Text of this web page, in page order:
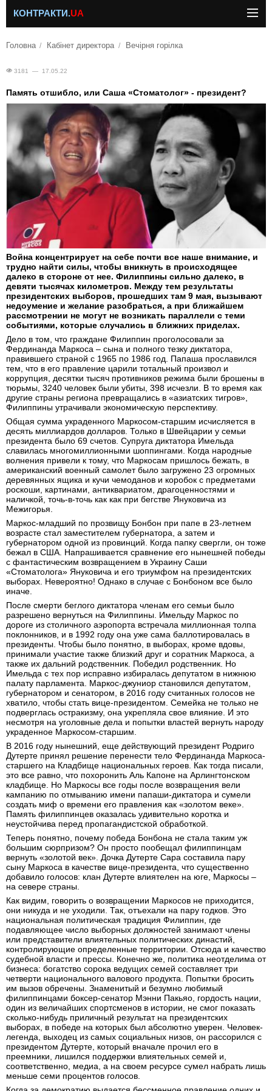
КОНТРАКТИ.UA
Головна Кабінет директора Вечірня горілка
3181 — 17.05.22
Память отшибло, или Саша «Стоматолог» - президент?
Война концентрирует на себе почти все наше внимание, и
трудно найти силы, чтобы вникнуть в происходящее
далеко в стороне от нее. Филиппины сильно далеко, в
девяти тысячах километров. Между тем результаты
президентских выборов, прошедших там 9 мая, вызывают
недоумение и желание разобраться, а при ближайшем
рассмотрении не могут не возникать параллели с теми
событиями, которые случались в ближних приделах.
Дело в том, что граждане Филиппин проголосовали за
Фердинанда Маркоса – сына и полного тезку диктатора,
правившего страной с 1965 по 1986 год. Папаша прославился
тем, что в его правление царили тотальный произвол и
коррупция, десятки тысяч противников режима были брошены в
тюрьмы, 3240 человек были убиты, 398 исчезли. В то время как
другие страны региона превращались в «азиатских тигров»,
Филиппины утрачивали экономическую перспективу.
Общая сумма украденного Маркосом-старшим исчисляется в
десять миллиардов долларов. Только в Швейцарии у семьи
президента было 69 счетов. Супруга диктатора Имельда
славилась многомиллионными шоппингами. Когда народные
волнения привели к тому, что Маркосам пришлось бежать, в
американский военный самолет было загружено 23 огромных
деревянных ящика и кучи чемоданов и коробок с предметами
роскоши, картинами, антиквариатом, драгоценностями и
наличкой, точь-в-точь как как при бегстве Януковича из
Межигорья.
Маркос-младший по прозвищу Бонбон при папе в 23-летнем
возрасте стал заместителем губернатора, а затем и
губернатором одной из провинций. Когда папку свергли, он тоже
бежал в США. Напрашивается сравнение его нынешней победы
с фантастическим возвращением в Украину Саши
«Стоматолога» Януковича и его триумфом на президентских
выборах. Невероятно! Однако в случае с Бонбоном все было
иначе.
После смерти беглого диктатора членам его семьи было
разрешено вернуться на Филиппины. Имельду Маркос по
дороге из столичного аэропорта встречала миллионная толпа
поклонников, и в 1992 году она уже сама баллотировалась в
президенты. Чтобы было понятно, в выборах, кроме вдовы,
принимали участие также близкий друг и соратник Маркоса, а
также их дальний родственник. Победил родственник. Но
Имельда с тех пор исправно избиралась депутатом в нижнюю
палату парламента. Маркос-джуниор становился депутатом,
губернатором и сенатором, в 2016 году считанных голосов не
хватило, чтобы стать вице-президентом. Семейка не только не
подверглась остракизму, она укрепляла свое влияние. И это
несмотря на уголовные дела и попытки властей вернуть народу
украденное Маркосом-старшим.
В 2016 году нынешний, еще действующий президент Родриго
Дутерте принял решение перенести тело Фердинанда Маркоса-
старшего на Кладбище национальных героев. Как тогда писали,
это все равно, что похоронить Аль Капоне на Арлингтонском
кладбище. Но Маркосы все годы после возвращения вели
кампанию по отмыванию имени папаши-диктатора и сумели
создать миф о времени его правления как «золотом веке».
Память филиппинцев оказалась удивительно коротка и
неустойчива перед пропагандистской обработкой.
Теперь понятно, почему победа Бонбона не стала таким уж
большим сюрпризом? Он просто пообещал филиппинцам
вернуть «золотой век». Дочка Дутерте Сара составила пару
сыну Маркоса в качестве вице-президента, что существенно
добавило голосов: клан Дутерте влиятелен на юге, Маркосы –
на севере страны.
Как видим, говорить о возвращении Маркосов не приходится,
они никуда и не уходили. Так, отъехали на пару годков. Это
национальная политическая традиция Филиппин, где
подавляющее число выборных должностей занимают члены
или представители влиятельных политических династий,
контролирующие определенные территории. Отсюда и качество
судебной власти и прессы. Конечно же, политика неотделима от
бизнеса: богатство сорока ведущих семей составляет три
четверти национального валового продукта. Попытки бросить
им вызов обречены. Знаменитый и безумно любимый
филиппинцами боксер-сенатор Мэнни Пакьяо, гордость нации,
один из величайших спортсменов в истории, не смог показать
сколько-нибудь приличный результат на президентских
выборах, в победе на которых был абсолютно уверен. Человек-
легенда, выходец из самых социальных низов, он рассорился с
президентом Дутерте, который вначале прочил его в
преемники, лишился поддержки влиятельных семей и,
соответственно, медиа, а на своем ресурсе сумел набрать лишь
меньше семи процентов голосов.